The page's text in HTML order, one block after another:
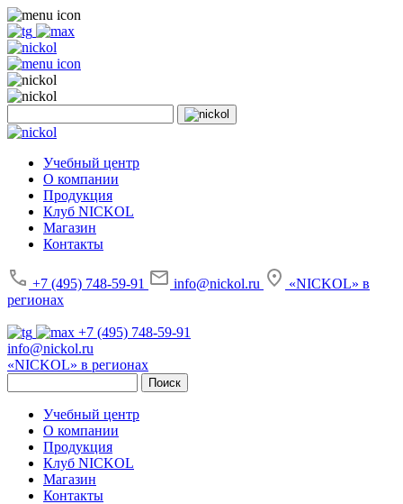
Учебный центр
О компании
Продукция
Клуб NICKOL
Магазин
Контакты
+7 (495) 748-59-91 info@nickol.ru
«NICKOL» в
регионах
+7 (495) 748-59-91
info@nickol.ru
«NICKOL» в регионах
Учебный центр
О компании
Продукция
Клуб NICKOL
Магазин
Контакты